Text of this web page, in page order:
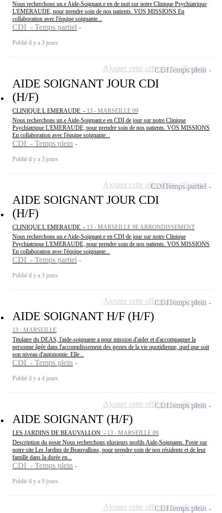
Nous recherchons un.e Aide-Soignant.e en de nuit sur notre Clinique Psychiatrique
L'EMERAUDE, pour prendre soin de nos patients. VOS MISSIONS En
collaboration avec l'équipe soignante...
CDI - Temps partiel
Publié il y a 3 jours
AIDE SOIGNANT JOUR CDI
(H/F)
CLINIQUE L EMERAUDE - 13 - MARSEILLE 09
Nous recherchons un.e Aide-Soignant.e en CDI de jour sur notre Clinique
Psychiatrique L'EMERAUDE, pour prendre soin de nos patients. VOS MISSIONS
En collaboration avec l'équipe soignante...
CDI - Temps plein
Publié il y a 3 jours
CDITemps plein
Ajouter cette offre à ma sélection
AIDE SOIGNANT JOUR CDI
(H/F)
CLINIQUE L EMERAUDE - 13 - MARSEILLE 9E ARRONDISSEMENT
Nous recherchons un.e Aide-Soignant.e en CDI de jour sur notre Clinique
Psychiatrique L'EMERAUDE, pour prendre soin de nos patients. VOS MISSIONS
En collaboration avec l'équipe soignante...
CDI - Temps partiel
Publié il y a 3 jours
CDITemps partiel
Ajouter cette offre à ma sélection
AIDE SOIGNANT H/F (H/F)
13 - MARSEILLE
Titulaire du DEAS, l'aide-soignante a pour mission d'aider et d'accompagner la
personne âgée dans l'accomplissement des gestes de la vie quotidienne, quel que soit
son niveau d'autonomie. Elle...
CDI - Temps plein
Publié il y a 4 jours
CDITemps plein
Ajouter cette offre à ma sélection
AIDE SOIGNANT (H/F)
LES JARDINS DE BEAUVALLON - 13 - MARSEILLE 09
Description du poste Nous recherchons plusieurs profils Aide-Soignants. Poste sur
notre site Les Jardins de Beauvallons, pour prendre soin de nos résidents et de leur
famille dans la durée en...
CDI - Temps plein
Publié il y a 9 jours
CDITemps plein
Ajouter cette offre à ma sélection
CDITemps plein
Ajouter cette offre à ma sélection